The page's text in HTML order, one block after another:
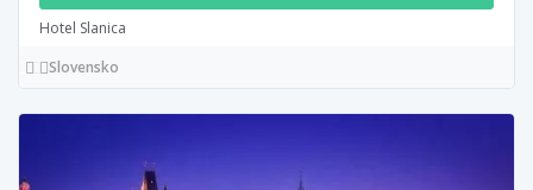
Hotel Slanica
Slovensko